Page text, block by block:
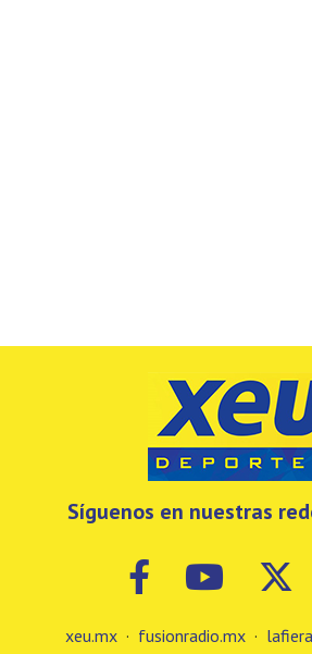
Síguenos en nuestras
xeu.mx · fusionradio.mx ·